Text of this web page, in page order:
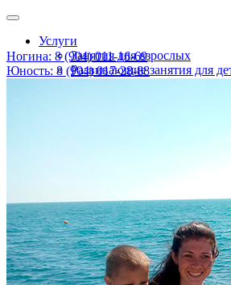
Услуги
Занятия для взрослых
Развивающие занятия для
Контакты
Ногина: 8 (904) 011-16-69
Юность: 8 (904) 017-28-88